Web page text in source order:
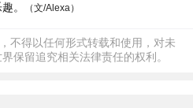
。
（文/Alexa）
不得以任何形式转载和使用，对未
保留追究相关法律责任的权利。